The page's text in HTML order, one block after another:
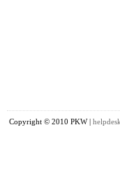
Copyright © 2010 PKW |